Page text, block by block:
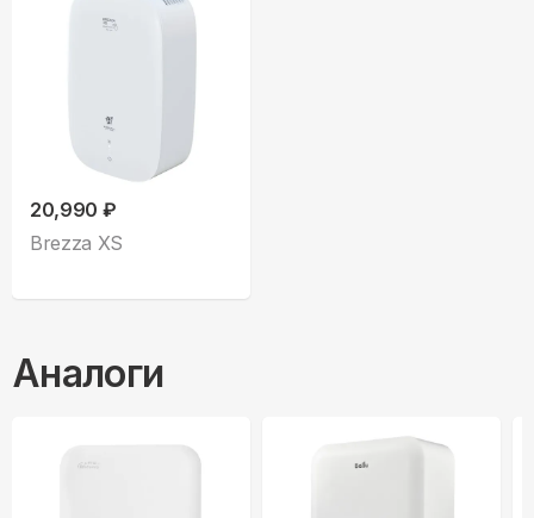
20,990 ₽
Brezza XS
Аналоги